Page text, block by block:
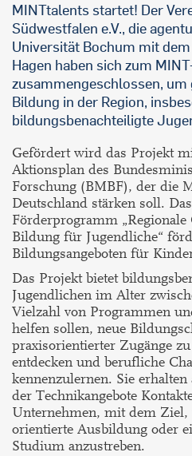
MINTtalents startet! Der
Südwestfalen e.V., die
Universität Bochum mit
Hagen haben sich zum
zusammengeschlossen,
Bildung in der Region,
bildungsbenachteiligte
Gefördert wird das Projekt
Aktionsplan des
Forschung (BMBF), der die
Deutschland stärken soll.
Förderprogramm
Bildung für Jugendliche“
Bildungsangeboten für
Das Projekt bietet
Jugendlichen im Alter
Vielzahl von Programmen
helfen sollen, neue
praxisorientierter Zugänge
entdecken und berufliche
kennenzulernen. Sie
der Technikangebote
Unternehmen, mit dem Ziel,
orientierte Ausbildung oder
Studium anzustreben.